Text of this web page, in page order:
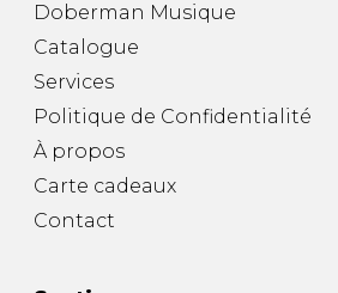
Doberman Musique
Catalogue
Services
Politique de Confidentialité
À propos
Carte cadeaux
Contact